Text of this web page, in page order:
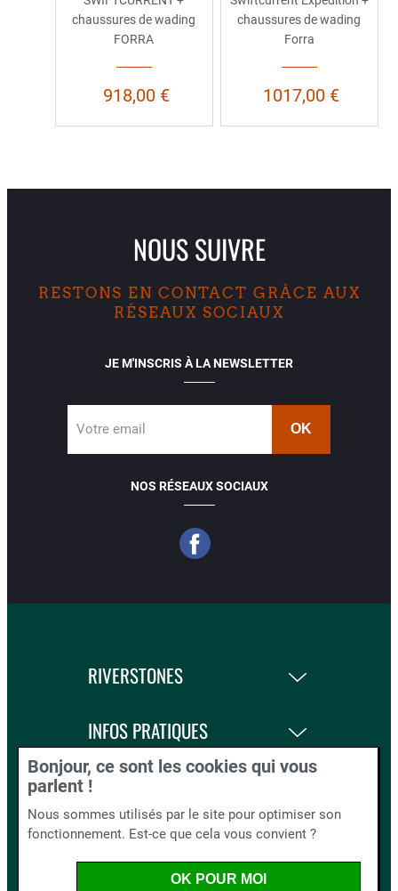
chaussures de wading
FORRA
918,00 €
chaussures de wading
Forra
1017,00 €
NOUS SUIVRE
RESTONS EN CONTACT GRÂCE AUX
RÉSEAUX SOCIAUX
JE M'INSCRIS À LA NEWSLETTER
Votre email
NOS RÉSEAUX SOCIAUX
RIVERSTONES
INFOS PRATIQUES
LA BOUTIQUE
BLOG AND CO.
Bonjour, ce sont les cookies qui vous
parlent !
Nous sommes utilisés par le site pour optimiser son
fonctionnement. Est-ce que cela vous convient ?
OK POUR MOI